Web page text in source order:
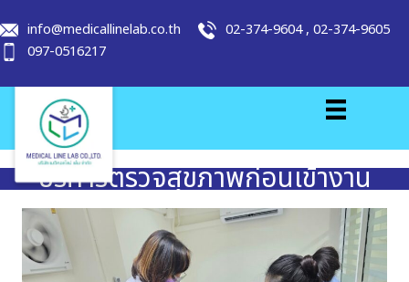
info@medicallinelab.co.th 02-374-9604, 02-374-9605
097-0516217
บริการตรวจสุขภาพก่อนเข้างาน